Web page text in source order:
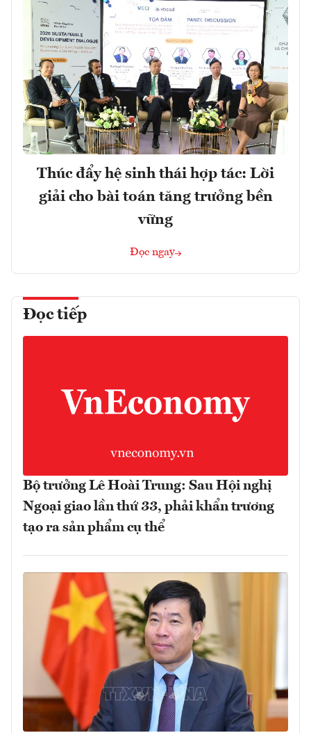
Thúc đẩy hệ sinh thái hợp tác: Lời
giải cho bài toán tăng trưởng bền
vững
Đọc ngay
Đọc tiếp
Bộ trưởng Lê Hoài Trung: Sau Hội nghị
Ngoại giao lần thứ 33, phải khẩn trương
tạo ra sản phẩm cụ thể